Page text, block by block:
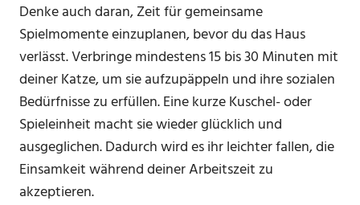
Denke auch daran, Zeit für gemeinsame
Spielmomente einzuplanen, bevor du das Haus
verlässt. Verbringe mindestens 15 bis 30 Minuten mit
deiner Katze, um sie aufzupäppeln und ihre sozialen
Bedürfnisse zu erfüllen. Eine kurze Kuschel- oder
Spieleinheit macht sie wieder glücklich und
ausgeglichen. Dadurch wird es ihr leichter fallen, die
Einsamkeit während deiner Arbeitszeit zu
akzeptieren.